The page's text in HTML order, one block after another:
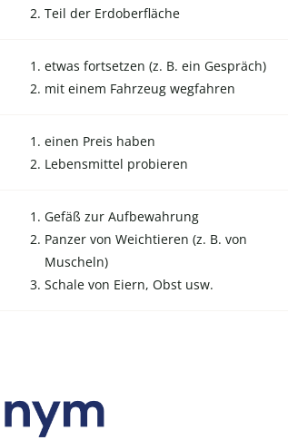
Teil der Erdoberfläche
etwas fortsetzen (z. B. ein Gespräch)
mit einem Fahrzeug wegfahren
einen Preis haben
Lebensmittel probieren
Gefäß zur Aufbewahrung
Panzer von Weichtieren (z. B. von
Muscheln)
Schale von Eiern, Obst usw.